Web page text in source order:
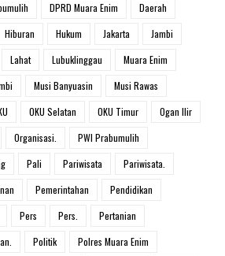
DPRD Muara Enim
Daerah
Hiburan Hukum Jakarta
Jambi
Lahat Lubuklinggau
Muara Enim
Musi Banyuasin
Musi Rawas
OKU Selatan OKU Timur
Ogan Ilir
Organisasi.
PWI Prabumulih
Pali Pariwisata
Pariwisata.
Pemerintahan
Pendidikan
Pers Pers.
Pertanian
Politik
Polres Muara Enim